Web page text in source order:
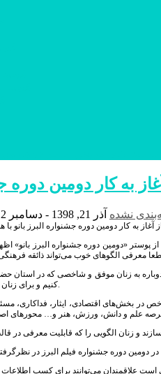
آغاز به کار دومین دوره
نشده آذر 21, 1398 - دسامبر 12, 2019
پوستر «دومین دوره جشنواره البرز بانو»
به زنان موفق و شاخصی که در استان
کنیم و برای زنان توانمند این استان هویت‌سازی کنیم.
در بخش‌های اقتصادی، ایثار، فداکاری،